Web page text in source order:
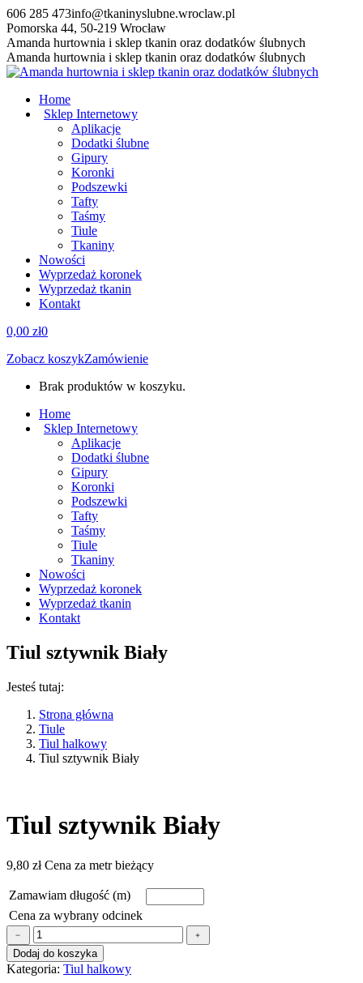
Przewiń
do
zawartości
606 285 473info@tkaninyslubne.wroclaw.pl
Pomorska 44, 50-219 Wrocław
Facebook
page
opens
new
window
Amanda hurtownia i sklep tkanin oraz dodatków ślubnych
Amanda hurtownia i sklep tkanin oraz dodatków ślubnych
Home
Sklep Internetowy
Aplikacje
Dodatki ślubne
Gipury
Koronki
Podszewki
Tafty
Taśmy
Tiule
Tkaniny
Nowości
Wyprzedaż koronek
Wyprzedaż tkanin
Kontakt
0,00 zł0
Zobacz koszykZamówienie
Brak produktów w koszyku.
Home
Sklep Internetowy
Aplikacje
Dodatki ślubne
Gipury
Koronki
Podszewki
Tafty
Taśmy
Tiule
Tkaniny
Nowości
Wyprzedaż koronek
Wyprzedaż tkanin
Kontakt
Tiul sztywnik Biały
Jesteś tutaj:
Strona główna
Tiule
Tiul halkowy
Tiul sztywnik Biały
Tiul sztywnik Biały
9,80 złCena za metr bieżący
Zamawiam długość (m)
Cena za wybrany odcinek
ilość
Tiul
sztywnik
Biały
﹣
﹢
Dodaj do koszyka
Kategoria: Tiul halkowy